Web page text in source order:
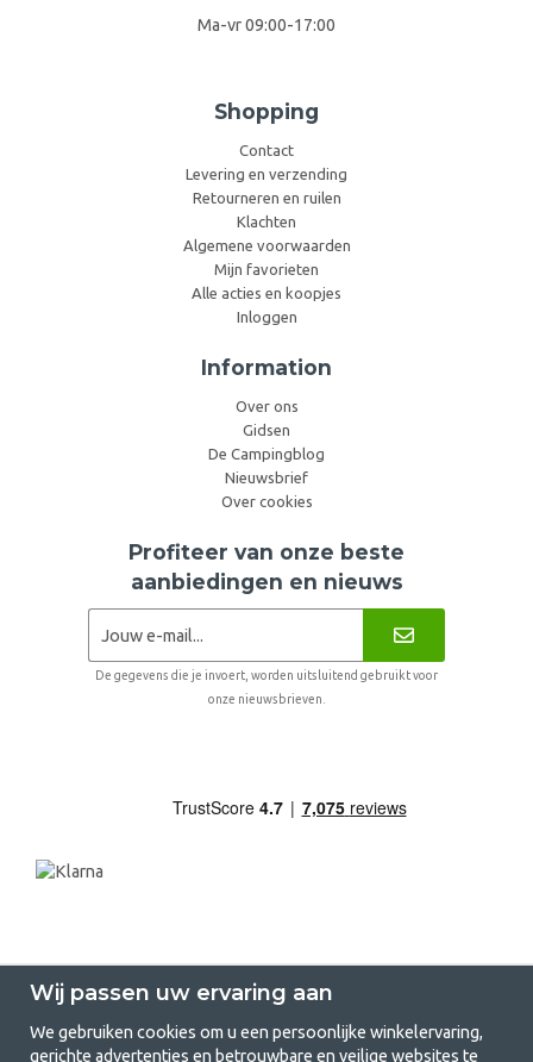
Ma-vr 09:00-17:00
Shopping
Contact
Levering en verzending
Retourneren en ruilen
Klachten
Algemene voorwaarden
Mijn favorieten
Alle acties en koopjes
Inloggen
Information
Over ons
Gidsen
De Campingblog
Nieuwsbrief
Over cookies
Profiteer van onze beste
aanbiedingen en nieuws
De gegevens die je invoert, worden uitsluitend gebruikt voor
onze nieuwsbrieven.
Wij passen uw ervaring aan
We gebruiken cookies om u een persoonlijke winkelervaring,
gerichte advertenties en betrouwbare en veilige websites te